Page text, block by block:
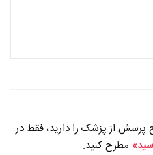
پرسش از پزشک را دارید، فقط در
مطرح کنید.